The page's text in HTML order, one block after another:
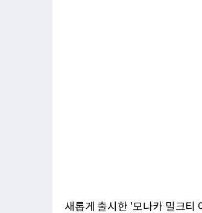
새롭게 출시한 '모나카 밀크티